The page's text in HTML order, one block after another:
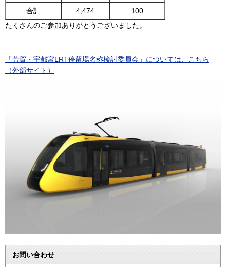
合計 4,474
100
たくさんのご参加ありがとうございました。
「芳賀・宇都宮LRT停留場名称検討委員会」については、こちら
（外部サイト）
お問い合わせ